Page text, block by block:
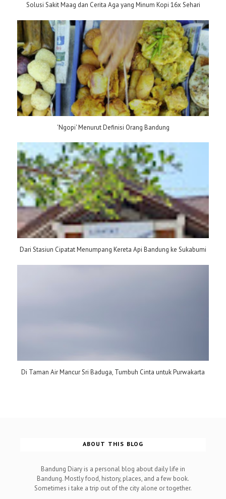
Solusi Sakit Maag dan Cerita Aga yang Minum Kopi 16x Sehari
'Ngopi' Menurut Definisi Orang Bandung
Dari Stasiun Cipatat Menumpang Kereta Api Bandung ke Sukabumi
Di Taman Air Mancur Sri Baduga, Tumbuh Cinta untuk Purwakarta
ABOUT THIS BLOG
Bandung Diary is a personal blog about daily life in
Bandung. Mostly food, history, places, and a few book.
Sometimes i take a trip out of the city alone or together.